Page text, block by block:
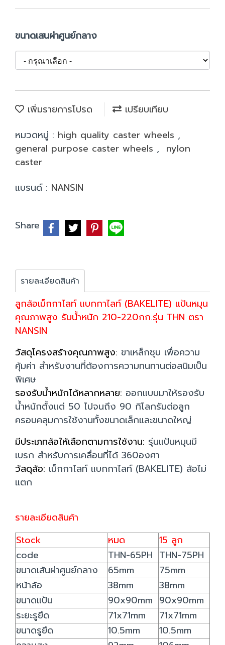
ขนาดเสนผ่าศูนย์กลาง
เพิ่มรายการโปรด
เปรียบเทียบ
หมวดหมู่ : high quality caster wheels ,
general purpose caster wheels , nylon
caster
แบรนด์ : NANSIN
Share
รายละเอียดสินค้า
ลูกล้อเม็กกาไลท์ แบกกาไลท์ (BAKELITE) แป้นหมุน
คุณภาพสูง รับน้ำหนัก 210-220กก.รุ่น THN ตรา
NANSIN
วัสดุโครงสร้างคุณภาพสูง: ขาเหล็กชุบ เพื่อความ
คุ้มค่า สำหรับงานที่ต้องการความทนทานต่อสนิมเป็น
พิเศษ
รองรับน้ำหนักได้หลากหลาย: ออกแบบมาให้รองรับ
น้ำหนักตั้งแต่ 50 ไปจนถึง 90 กิโลกรัมต่อลูก
ครอบคลุมการใช้งานทั้งขนาดเล็กและขนาดใหญ่
มีประเภทล้อให้เลือกตามการใช้งาน: รุ่นแป้นหมุนมี
เบรก สำหรับการเคลื่อนที่ได้ 360องศา
วัสดุล้อ: เม็กกาไลท์ แบกกาไลท์ (BAKELITE) ล้อไม่
แตก
รายละเอียดสินค้า
Stock
หมด
15 ลูก
code
THN-65PH THN-75PH
ขนาดเส้นผ่าศูนย์กลาง
65mm
75mm
หน้าล้อ
38mm
38mm
ขนาดแป้น
90x90mm 90x90mm
ระยะรูยึด
71x71mm
71x71mm
ขนาดรูยึด
10.5mm
10.5mm